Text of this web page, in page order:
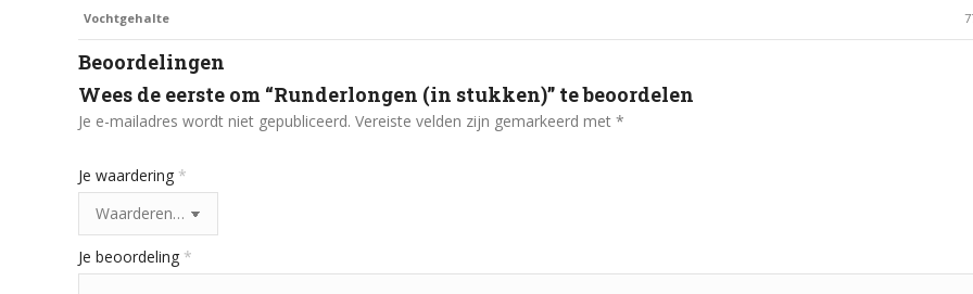
Vochtgehalte
Beoordelingen
Wees de eerste om “Runderlongen (in stukken)” te beoordelen
Je e-mailadres wordt niet gepubliceerd. Vereiste velden zijn gemarkeerd met *
Je waardering *
Je beoordeling *